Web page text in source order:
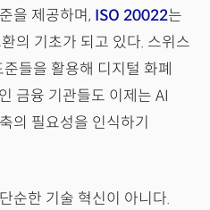
을 제공하며, ISO 20022는
의 기초가 되고 있다. 스위스
들을 활용해 디지털 화폐
금융 기관들도 이제는 AI
의 필요성을 인식하기
순한 기술 혁신이 아니다.